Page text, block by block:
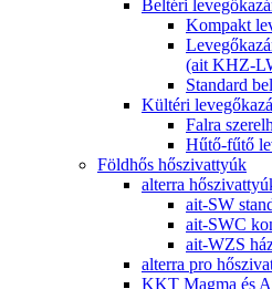
Beltéri
Kompakt
(ait KHZ-
Standard
Kültéri
Falra
Hűtő-fűtő
Földhős hőszivattyúk
alterra
ait-SW
ait-SWC
ait-WZS
alterra pro
KKT Magma és